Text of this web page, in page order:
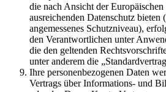
die nach Ansicht der
ausreichenden Datenschutz bieten
angemessenes Schutzniveau),
den Verantwortlichen unter
die den geltenden
unter anderem die
Ihre personenbezogenen Daten
Vertrags über Informations- und